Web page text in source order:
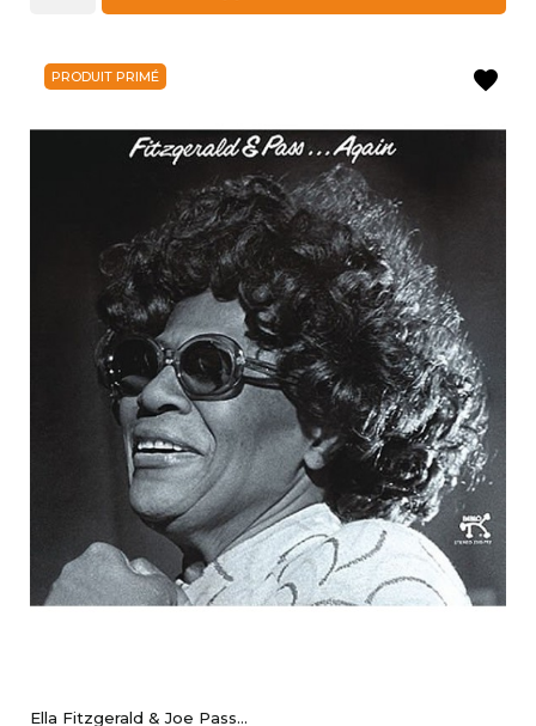
Ella Fitzgerald & Joe Pass...
favorite
PRODUIT PRIMÉ